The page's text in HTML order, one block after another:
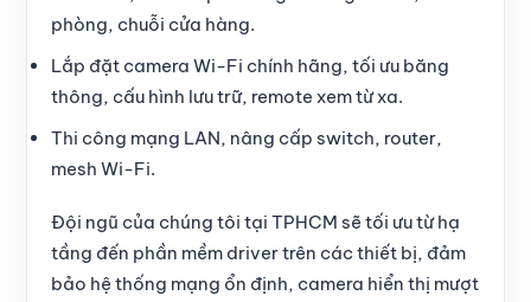
phòng, chuỗi cửa hàng.
Lắp đặt camera Wi-Fi chính hãng, tối ưu băng
thông, cấu hình lưu trữ, remote xem từ xa.
Thi công mạng LAN, nâng cấp switch, router,
mesh Wi-Fi.
Đội ngũ của chúng tôi tại TPHCM sẽ tối ưu từ hạ
tầng đến phần mềm driver trên các thiết bị, đảm
bảo hệ thống mạng ổn định, camera hiển thị mượt